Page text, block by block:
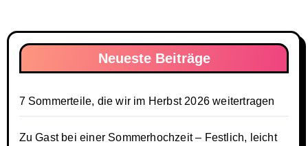
Neueste Beiträge
7 Sommerteile, die wir im Herbst 2026 weitertragen
Zu Gast bei einer Sommerhochzeit – Festlich, leicht